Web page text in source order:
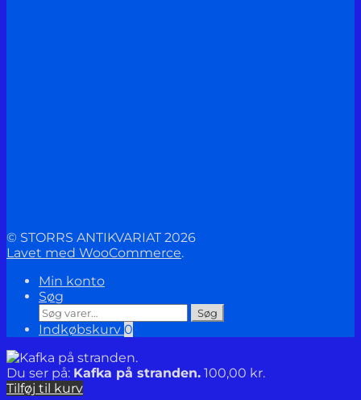
© STORRS ANTIKVARIAT 2026
Lavet med WooCommerce.
Min konto
Søg
Søg
efter:
Søg
Indkøbskurv 0
Du ser på: Kafka på stranden. 100,00 kr.
Tilføj til kurv